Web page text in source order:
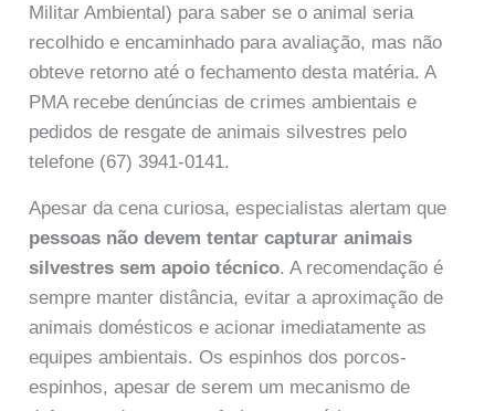
Militar Ambiental) para saber se o animal seria
recolhido e encaminhado para avaliação, mas não
obteve retorno até o fechamento desta matéria. A
PMA recebe denúncias de crimes ambientais e
pedidos de resgate de animais silvestres pelo
telefone (67) 3941-0141.
Apesar da cena curiosa, especialistas alertam que
pessoas não devem tentar capturar animais
silvestres sem apoio técnico. A recomendação é
sempre manter distância, evitar a aproximação de
animais domésticos e acionar imediatamente as
equipes ambientais. Os espinhos dos porcos-
espinhos, apesar de serem um mecanismo de